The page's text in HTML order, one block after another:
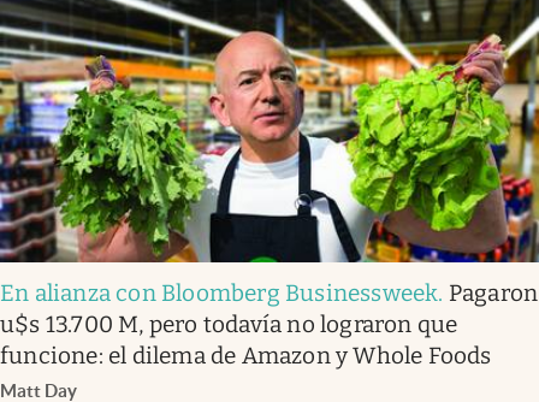
En alianza con Bloomberg Businessweek. Pagaron
u$s 13.700 M, pero todavía no lograron que
funcione: el dilema de Amazon y Whole Foods
Matt Day